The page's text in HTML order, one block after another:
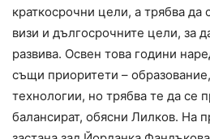
краткосрочни цели, а трябва да
визи и дългосрочните цели, за
развива. Освен това години
същи приоритети –
технологии, но трябва те да се
балансират, обясни Лилков. На